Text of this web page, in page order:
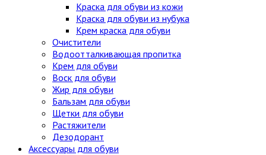
Краска для обуви из кожи
Краска для обуви из нубука
Крем краска для обуви
Очистители
Водоотталкивающая пропитка
Крем для обуви
Воск для обуви
Жир для обуви
Бальзам для обуви
Щетки для обуви
Растяжители
Дезодорант
Аксессуары для обуви